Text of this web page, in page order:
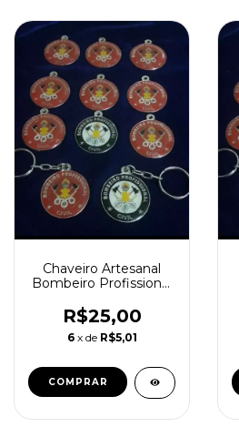
Chaveiro Artesanal
Bombeiro Profissional
R$25,00
6 x de R$5,01